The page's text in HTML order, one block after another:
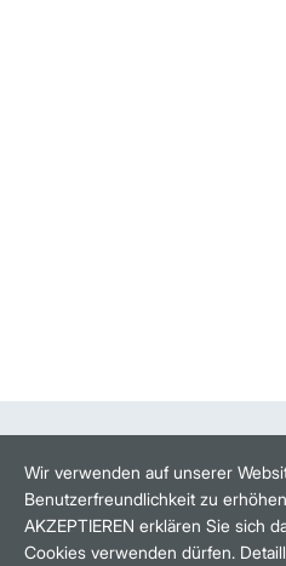
BANKEINSTELLUNGEN
Wir verwenden auf unserer
Benutzerfreundlichkeit zu
AKZEPTIEREN erklären Sie sich
Cookies verwenden dürfen.